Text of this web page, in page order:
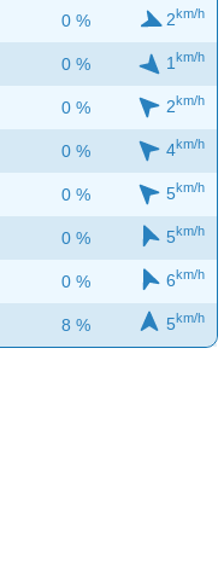
0 % 2km/h
0 % 1 km/h
0 % 2km/h
0 % 4km/h
0 % 5km/h
0 % 5km/h
0 % 6km/h
8 % 5km/h